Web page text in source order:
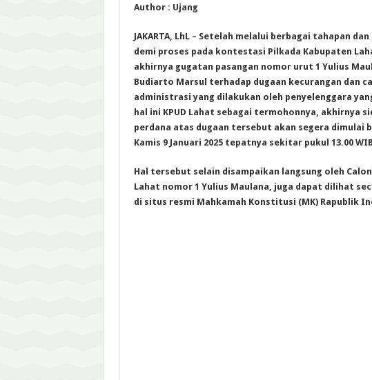
Author : Ujang
JAKARTA, LhL – Setelah melalui berbagai tahapan
demi proses pada kontestasi Pilkada Kabupaten
akhirnya gugatan pasangan nomor urut 1 Yulius
Budiarto Marsul terhadap dugaan kecurangan dan
administrasi yang dilakukan oleh penyelenggara
hal ini KPUD Lahat sebagai termohonnya, akhirnya
perdana atas dugaan tersebut akan segera dimulai
Kamis 9 Januari 2025 tepatnya sekitar pukul 13.00
Hal tersebut selain disampaikan langsung oleh
Lahat nomor 1 Yulius Maulana, juga dapat dilihat
di situs resmi Mahkamah Konstitusi (MK) Rapublik